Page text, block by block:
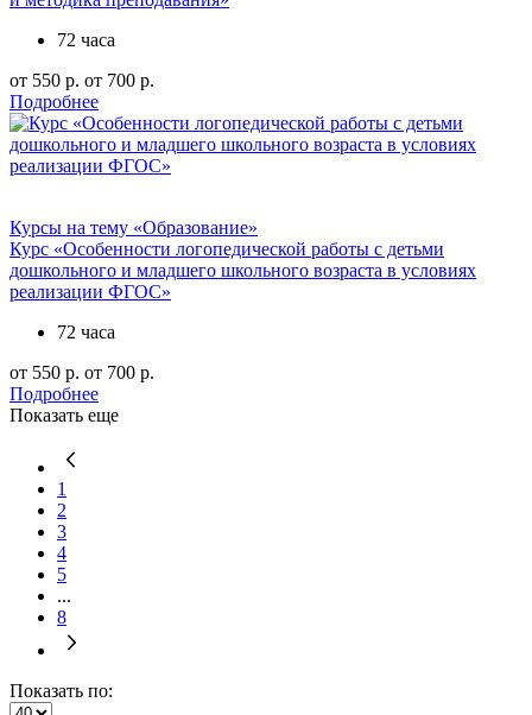
72 часа
от 550 р. от 700 р.
Подробнее
Курсы на тему «Образование»
Курс «Особенности логопедической работы с детьми
дошкольного и младшего школьного возраста в условиях
реализации ФГОС»
72 часа
от 550 р. от 700 р.
Подробнее
Показать еще
1
2
3
4
5
...
8
Показать по: